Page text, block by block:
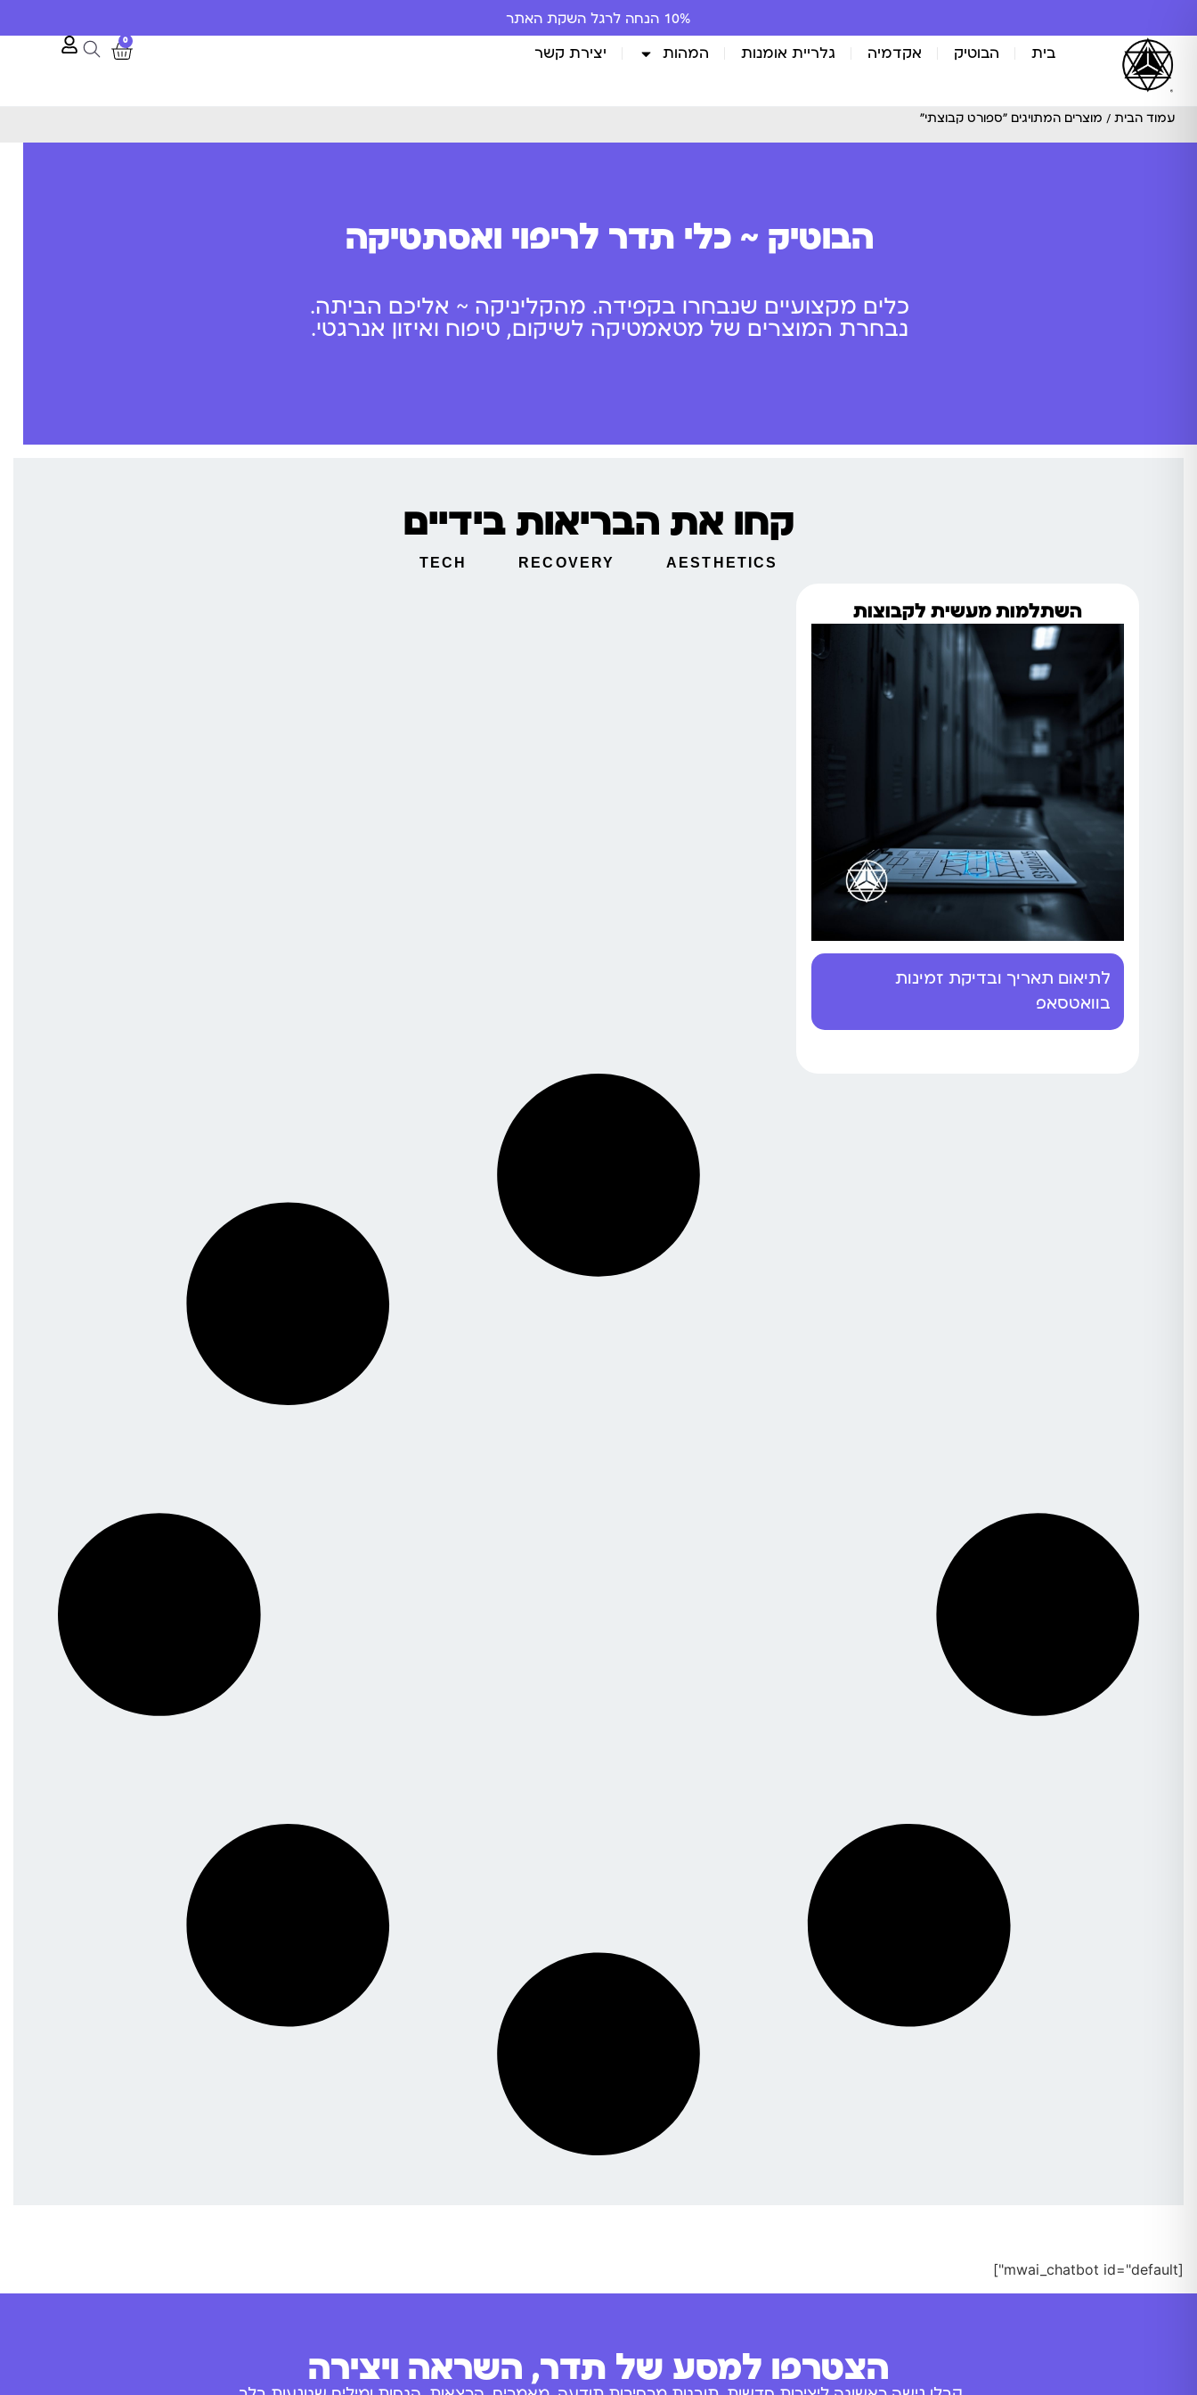
10% הנחה לרגל השקת האתר
בית הבוטיק אקדמיה גלריית אומנות המהות יצירת קשר
0
עמוד הבית / מוצרים המתויגים “ספורט קבוצתי”
הבוטיק ~ כלי תדר לריפוי ואסתטיקה
כלים מקצועיים שנבחרו בקפידה. מהקליניקה ~ אליכם הביתה.
נבחרת המוצרים של מטאמטיקה לשיקום, טיפוח ואיזון אנרגטי.
קחו את הבריאות בידיים
AESTHETICS
RECOVERY
TECH
השתלמות מעשית לקבוצות
לתיאום תאריך ובדיקת זמינות
בוואטסאפ
[mwai_chatbot id="default"]
הצטרפו למסע של תדר, השראה ויצירה